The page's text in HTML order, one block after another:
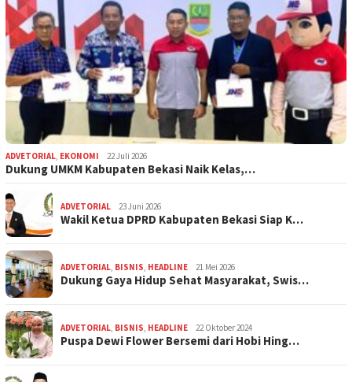
ADVETORIAL, EKONOMI 22 Juli 2026
Dukung UMKM Kabupaten Bekasi Naik Kelas,…
ADVETORIAL 23 Juni 2026
Wakil Ketua DPRD Kabupaten Bekasi Siap K…
ADVETORIAL, BISNIS, HEADLINE 21 Mei 2026
Dukung Gaya Hidup Sehat Masyarakat, Swis…
ADVETORIAL, BISNIS, HEADLINE 22 Oktober 2024
Puspa Dewi Flower Bersemi dari Hobi Hing…